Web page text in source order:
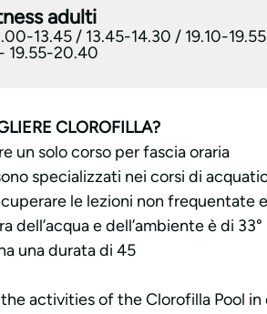
adulti
13.45 / 13.45-14.30 / 19.10-19.55
19.55-20.40
CLOROFILLA?
un solo corso per fascia oraria
specializzati nei corsi di
le lezioni non frequentate
dell’acqua e dell’ambiente è di 33°
una durata di 45
activities of the Clorofilla Pool